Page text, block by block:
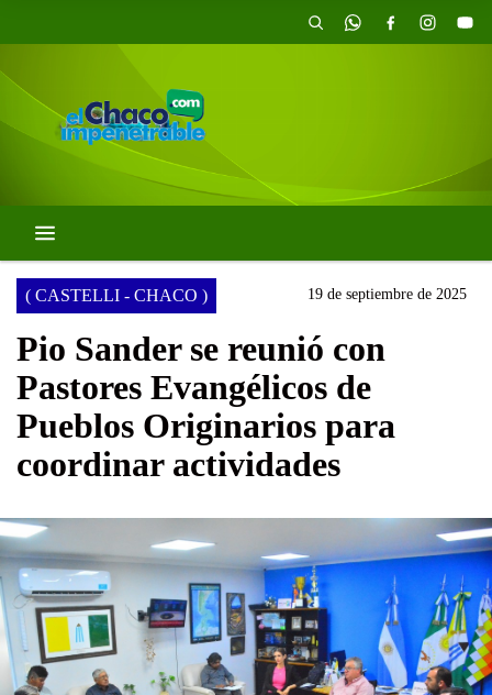
( CASTELLI - CHACO ) 19 de septiembre de 2025
Pio Sander se reunió con
Pastores Evangélicos de
Pueblos Originarios para
coordinar actividades